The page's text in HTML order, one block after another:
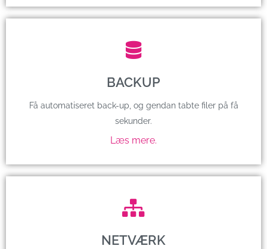
BACKUP
Få automatiseret back-up, og gendan tabte filer på få
sekunder.
Læs mere.
NETVÆRK